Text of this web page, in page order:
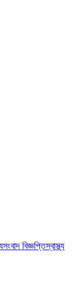
সংবাদ বিজ্ঞপ্তিস্বাস্থ্য